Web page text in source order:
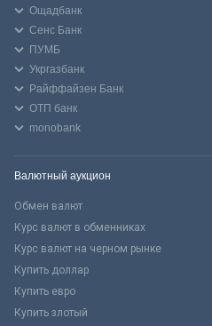
Ощадбанк
Сенс Банк
ПУМБ
Укргазбанк
Райффайзен Банк
ОТП банк
monobank
Валютный аукцион
Обмен валют
Курс валют в обменниках
Курс валют на черном рынке
Купить доллар
Купить евро
Купить злотый